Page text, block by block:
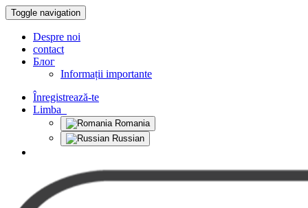
Toggle navigation
Despre noi
contact
Блог
Informații importante
Înregistrează-te
Limba
Romania
Russian